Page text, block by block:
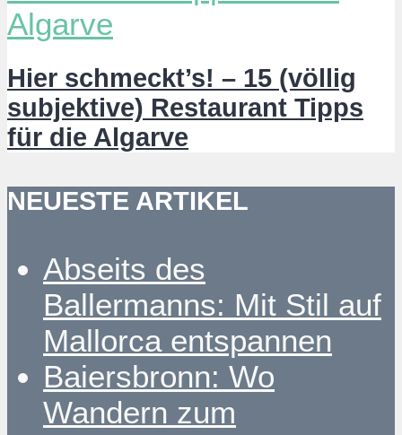
Hier schmeckt’s! – 15 (völlig
subjektive) Restaurant Tipps
für die Algarve
NEUESTE ARTIKEL
Abseits des
Ballermanns: Mit Stil auf
Mallorca entspannen
Baiersbronn: Wo
Wandern zum